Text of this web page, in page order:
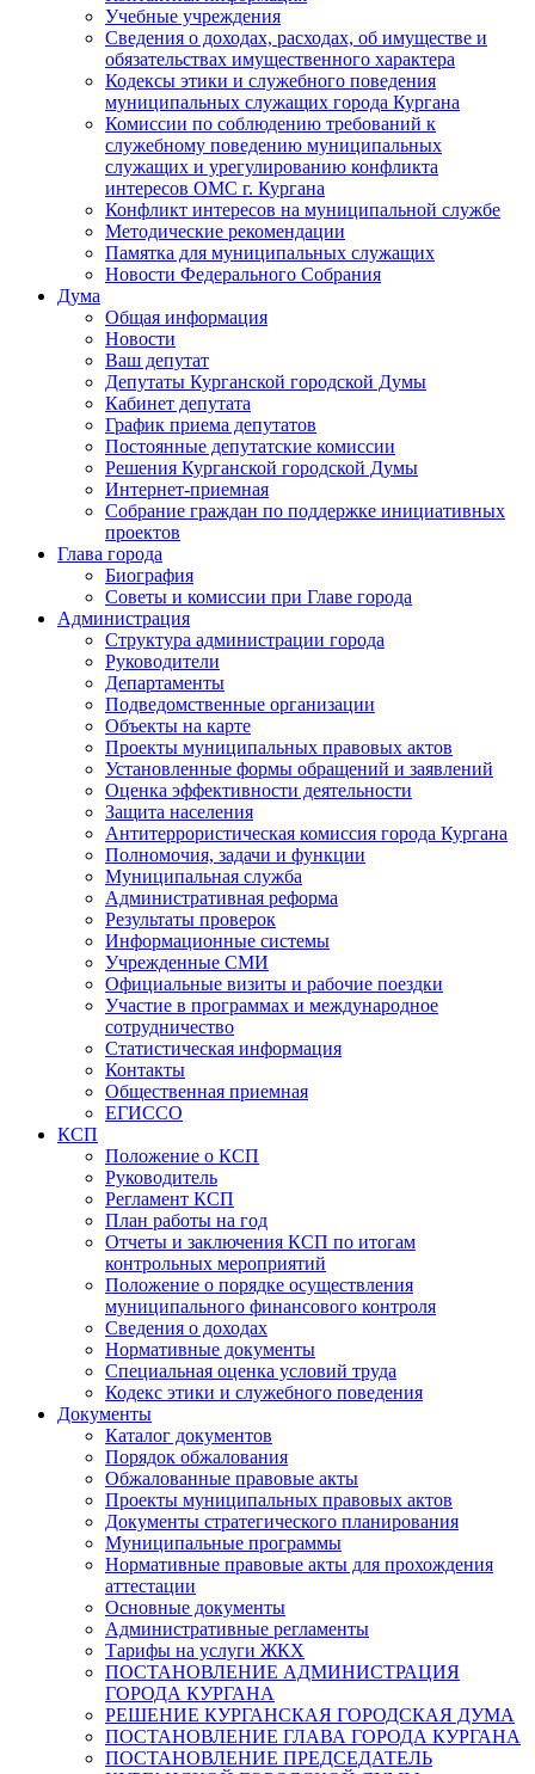
Учебные учреждения
Сведения о доходах, расходах, об имуществе и
обязательствах имущественного характера
Кодексы этики и служебного поведения
муниципальных служащих города Кургана
Комиссии по соблюдению требований к
служебному поведению муниципальных
служащих и урегулированию конфликта
интересов ОМС г. Кургана
Конфликт интересов на муниципальной службе
Методические рекомендации
Памятка для муниципальных служащих
Новости Федерального Cобрания
Дума
Общая информация
Новости
Ваш депутат
Депутаты Курганской городской Думы
Кабинет депутата
График приема депутатов
Постоянные депутатские комиссии
Решения Курганской городской Думы
Интернет-приемная
Собрание граждан по поддержке инициативных
проектов
Глава города
Биография
Советы и комиссии при Главе города
Администрация
Структура администрации города
Руководители
Департаменты
Подведомственные организации
Объекты на карте
Проекты муниципальных правовых актов
Установленные формы обращений и заявлений
Оценка эффективности деятельности
Защита населения
Антитеррористическая комиссия города Кургана
Полномочия, задачи и функции
Муниципальная служба
Административная реформа
Результаты проверок
Информационные системы
Учрежденные СМИ
Официальные визиты и рабочие поездки
Участие в программах и международное
сотрудничество
Статистическая информация
Контакты
Общественная приемная
ЕГИССО
КСП
Положение о КСП
Руководитель
Регламент КСП
План работы на год
Отчеты и заключения КСП по итогам
контрольных мероприятий
Положение о порядке осуществления
муниципального финансового контроля
Сведения о доходах
Нормативные документы
Специальная оценка условий труда
Кодекс этики и служебного поведения
Документы
Каталог документов
Порядок обжалования
Обжалованные правовые акты
Проекты муниципальных правовых актов
Документы стратегического планирования
Муниципальные программы
Нормативные правовые акты для прохождения
аттестации
Основные документы
Административные регламенты
Тарифы на услуги ЖКХ
ПОСТАНОВЛЕНИЕ АДМИНИСТРАЦИЯ
ГОРОДА КУРГАНА
РЕШЕНИЕ КУРГАНСКАЯ ГОРОДСКАЯ ДУМА
ПОСТАНОВЛЕНИЕ ГЛАВА ГОРОДА КУРГАНА
ПОСТАНОВЛЕНИЕ ПРЕДСЕДАТЕЛЬ